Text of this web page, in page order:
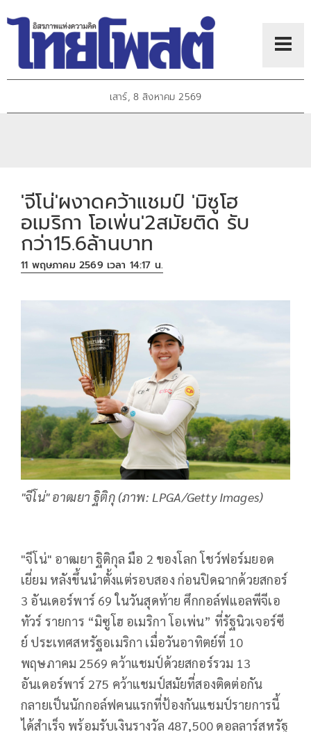
เสาร์, 8 สิงหาคม 2569
'จีโน่'ผงาดคว้าแชมป์ 'มิซูโฮ
อเมริกา โอเพ่น'2สมัยติด รับ
กว่า15.6ล้านบาท
11 พฤษภาคม 2569 เวลา 14:17 น.
"จีโน่" อาฒยา ฐิติกุ (ภาพ: LPGA/Getty Images)
"จีโน่" อาฒยา ฐิติกุล มือ 2 ของโลก โชว์ฟอร์มยอด
เยี่ยม หลังขึ้นนำตั้งแต่รอบสอง ก่อนปิดฉากด้วยสกอร์
3 อันเดอร์พาร์ 69 ในวันสุดท้าย ศึกกอล์ฟแอลพีจีเอ
ทัวร์ รายการ “มิซูโฮ อเมริกา โอเพ่น” ที่รัฐนิวเจอร์ซี
ย์ ประเทศสหรัฐอเมริกา เมื่อวันอาทิตย์ที่ 10
พฤษภาคม 2569 คว้าแชมป์ด้วยสกอร์รวม 13
อันเดอร์พาร์ 275 คว้าแชมป์สมัยที่สองติดต่อกัน
กลายเป็นนักกอล์ฟคนแรกที่ป้องกันแชมป์รายการนี้
ได้สำเร็จ พร้อมรับเงินรางวัล 487,500 ดอลลาร์สหรัฐ